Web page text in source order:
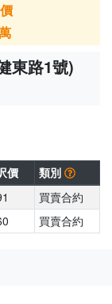
東路1號)
價
類別
買賣合約
買賣合約